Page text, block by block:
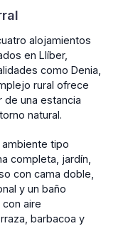
alojamientos
en Llíber,
como Denia,
rural ofrece
una estancia
natural.
ambiente tipo
completa, jardín,
con cama doble,
y un baño
aire
barbacoa y